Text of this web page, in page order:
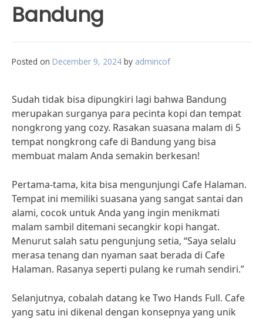
Bandung
Posted on December 9, 2024 by admincof
Sudah tidak bisa dipungkiri lagi bahwa Bandung
merupakan surganya para pecinta kopi dan tempat
nongkrong yang cozy. Rasakan suasana malam di 5
tempat nongkrong cafe di Bandung yang bisa
membuat malam Anda semakin berkesan!
Pertama-tama, kita bisa mengunjungi Cafe Halaman.
Tempat ini memiliki suasana yang sangat santai dan
alami, cocok untuk Anda yang ingin menikmati
malam sambil ditemani secangkir kopi hangat.
Menurut salah satu pengunjung setia, “Saya selalu
merasa tenang dan nyaman saat berada di Cafe
Halaman. Rasanya seperti pulang ke rumah sendiri.”
Selanjutnya, cobalah datang ke Two Hands Full. Cafe
yang satu ini dikenal dengan konsepnya yang unik